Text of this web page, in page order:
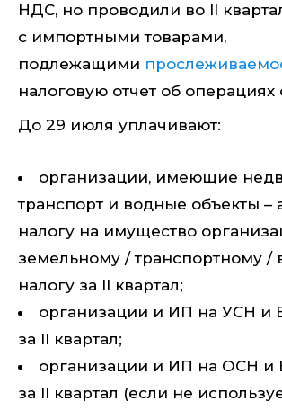
НДС, но проводили во II
с импортными товарами,
подлежащими
налоговую отчет об операциях
До 29 июля уплачивают:
организации, имеющие
транспорт и водные объекты –
налогу на имущество
земельному / транспортному /
налогу за II квартал;
организации и ИП на УСН и
за II квартал;
организации и ИП на ОСН и
за II квартал (если не